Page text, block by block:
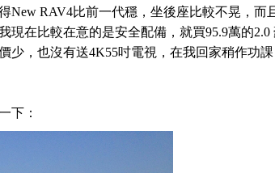
New RAV4比前一代穩，坐後座比較不晃，而
在比較在意的是安全配備，就買95.9萬的2.0
少，也沒有送4K55吋電視，在我回家稍作功課
下：